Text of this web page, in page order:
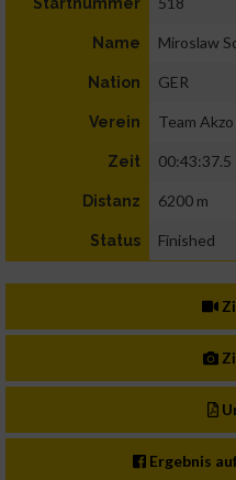
Name Miroslaw
Nation GER
Verein Team
Zeit 00:43:37.5
Distanz 6200 m
Status Finished
Ergebnis